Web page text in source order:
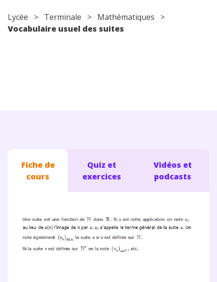
Lycée > Terminale > Mathématiques >
Vocabulaire usuel des suites
Fiche de
cours
Quiz et
exercices
Vidéos et
podcasts